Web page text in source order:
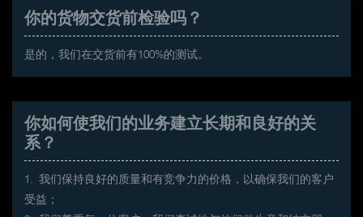
你的货物交货前检验吗？
是的，我们在交货前有100%的测试。
你如何使我们的业务建立长期和良好的关
系？
1. 我们保持良好的质量和有竞争力的价格，以确保我们的客户
受益；